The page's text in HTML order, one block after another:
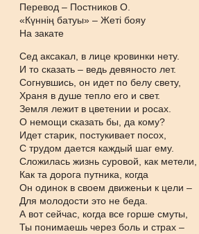
Перевод – Постников О.
«Күннің батуы» – Жеті бояу
На закате
Сед аксакал, в лице кровинки нету.
И то сказать – ведь девяносто лет.
Согнувшись, он идет по белу свету,
Храня в душе тепло его и свет.
Земля лежит в цветении и росах.
О немощи сказать бы, да кому?
Идет старик, постукивает посох,
С трудом дается каждый шаг ему.
Сложилась жизнь суровой, как метели,
Как та дорога путника, когда
Он одинок в своем движеньи к цели –
Для молодости это не беда.
А вот сейчас, когда все горше смуты,
Ты понимаешь через боль и страх –